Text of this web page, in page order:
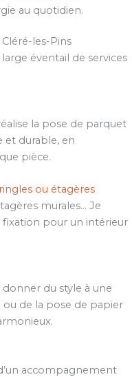
au quotidien.
les-Pins
éventail de services
la pose de parquet
et durable, en
pièce.
ou étagères
murales… Je
pour un intérieur
du style à une
ou de la pose de papier
accompagnement